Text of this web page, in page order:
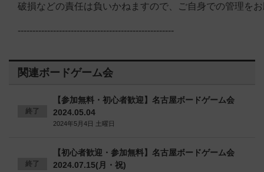
破損などの責任は負いかねますので、ご自身での管理を
-----------------------------------------------------
関連ボードゲーム会
終了
【参加無料・初心者歓迎】名古屋ボードゲーム会
2024.05.04
2024年5月4日 土曜日
終了
【初心者歓迎・参加無料】名古屋ボードゲーム会
2024.07.15(月・祝)